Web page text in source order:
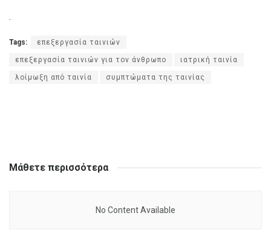
.
Tags: επεξεργασία ταινιών
επεξεργασία ταινιών για τον άνθρωπο ιατρική ταινία
λοίμωξη από ταινία συμπτώματα της ταινίας
Μάθετε περισσότερα
No Content Available